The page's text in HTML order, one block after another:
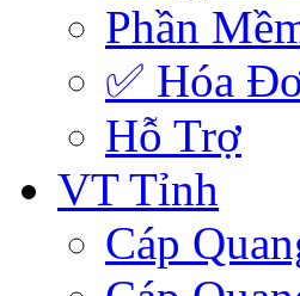
Phần
✅‎ Hóa
Hỗ Trợ
VT Tỉnh
Cáp